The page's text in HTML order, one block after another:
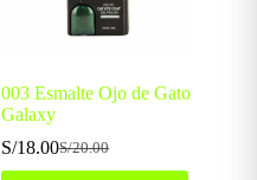
003 Esmalte Ojo de Gato
Galaxy
S/20.00
El
S/18.00El